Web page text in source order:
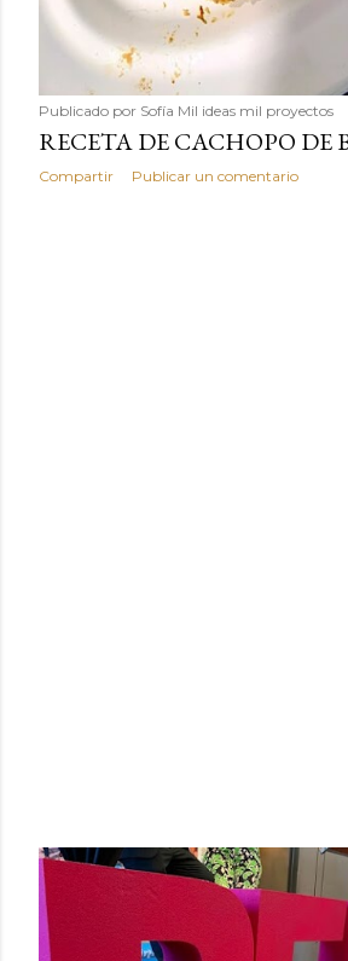
Publicado por Sofía Mil ideas mil proyectos
RECETA DE CACHOPO DE
Compartir Publicar un comentario